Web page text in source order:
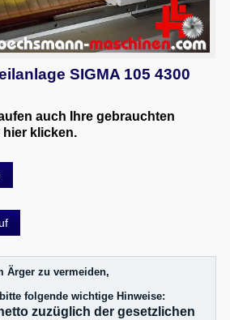
SIGMA 105 4300
auch Ihre gebrauchten
hier klicken.
Ärger zu vermeiden,
folgende wichtige Hinweise:
zuzüglich der gesetzlichen